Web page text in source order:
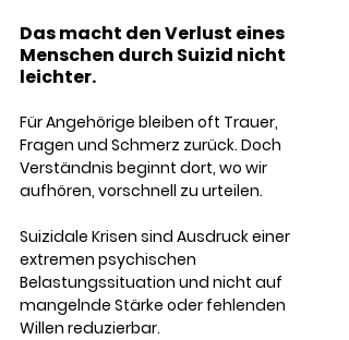
Das macht den Verlust eines
Menschen durch Suizid nicht
leichter.
Für Angehörige bleiben oft Trauer,
Fragen und Schmerz zurück. Doch
Verständnis beginnt dort, wo wir
aufhören, vorschnell zu urteilen.
Suizidale Krisen sind Ausdruck einer
extremen psychischen
Belastungssituation und nicht auf
mangelnde Stärke oder fehlenden
Willen reduzierbar.